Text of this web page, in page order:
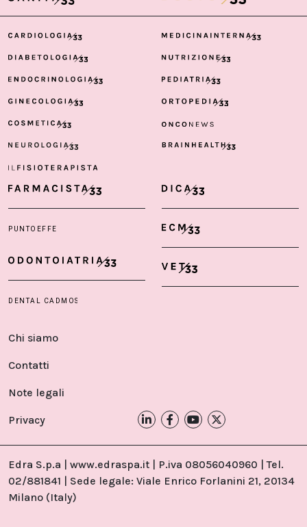
Chi siamo
Contatti
Note legali
Privacy
Edra S.p.a | www.edraspa.it | P.iva 08056040960 | Tel.
02/881841 | Sede legale: Viale Enrico Forlanini 21, 20134
Milano (Italy)